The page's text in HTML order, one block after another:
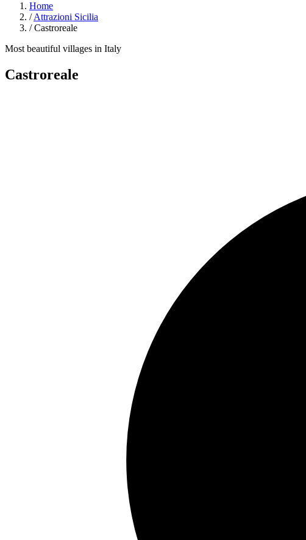
Home
/ Attrazioni Sicilia
/ Castroreale
Most beautiful villages in Italy
Castroreale